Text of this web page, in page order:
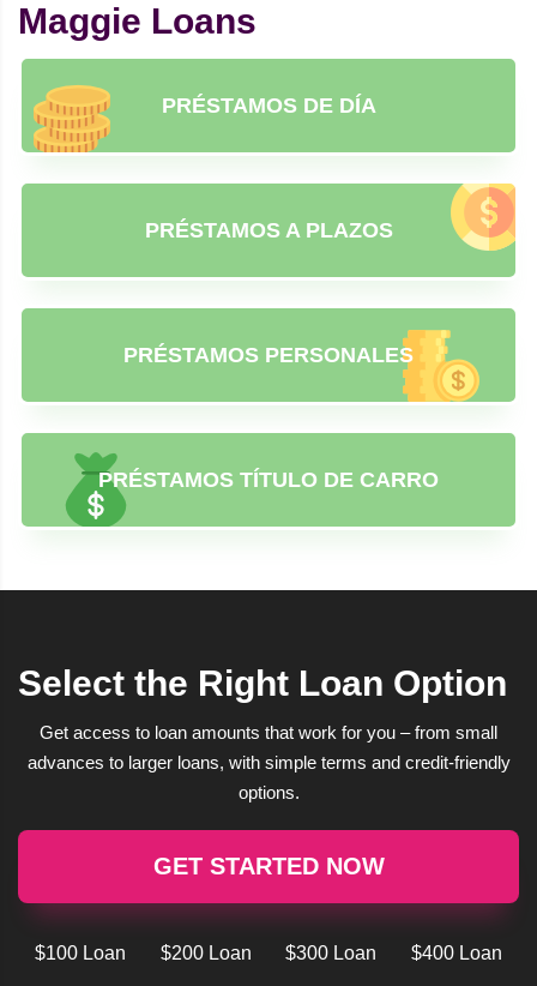
Maggie Loans
PRÉSTAMOS DE DÍA
PRÉSTAMOS A PLAZOS
PRÉSTAMOS PERSONALES
PRÉSTAMOS TÍTULO DE CARRO
Select the Right Loan Option
Get access to loan amounts that work for you – from small
advances to larger loans, with simple terms and credit-friendly
options.
GET STARTED NOW
$100 Loan $200 Loan $300 Loan $400 Loan